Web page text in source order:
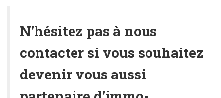
N’hésitez pas à nous
contacter si vous souhaitez
devenir vous aussi